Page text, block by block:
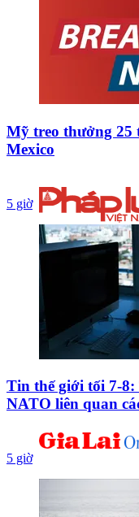
Mỹ treo thưởng
Mexico
5 giờ
Tin thế giới tối 7-8:
NATO liên quan
5 giờ